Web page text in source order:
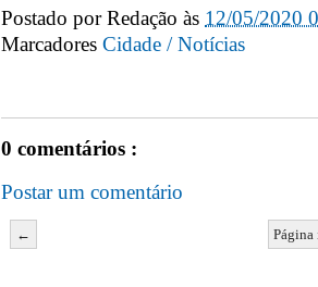
Postado porRedação às 12/05/2020
Marcadores Cidade / Notícias
0 comentários :
Postar um comentário
←